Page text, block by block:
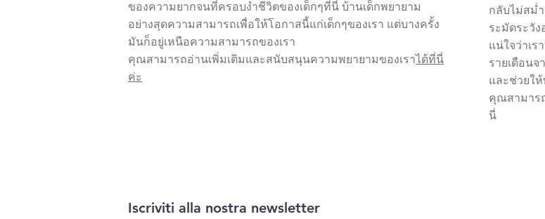
ของความยากจนที่ครอบงำชีวิตของเด็กๆที่นี่ บ้านเด็กพยายาม
อย่างสุดความสามารถเพื่อให้โอกาสนี้แก่เด็กๆของเรา แต่บางครั้ง
มันก็อยู่เหนือความสามารถของเรา
คุณสามารถอ่านเพิ่มเติมและสนับสนุนความพยายามของเราได้ที่นี่
ค่ะ
กลับไม่สม่ำ
ระมัดระวัง
แน่ใจว่าเร
รายเดือน
และช่วยใ
คุณสามาร
นี่
Iscriviti alla nostra newsletter